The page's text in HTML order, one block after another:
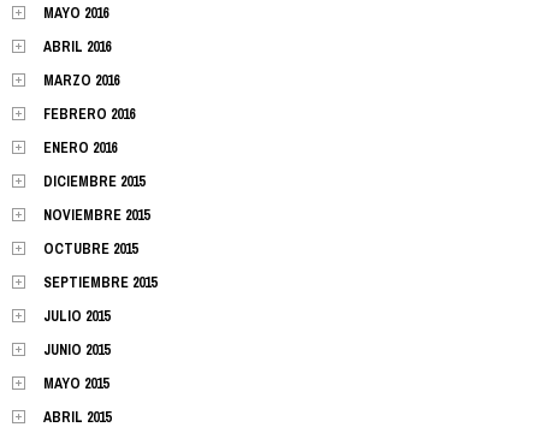
MAYO 2016
ABRIL 2016
MARZO 2016
FEBRERO 2016
ENERO 2016
DICIEMBRE 2015
NOVIEMBRE 2015
OCTUBRE 2015
SEPTIEMBRE 2015
JULIO 2015
JUNIO 2015
MAYO 2015
ABRIL 2015